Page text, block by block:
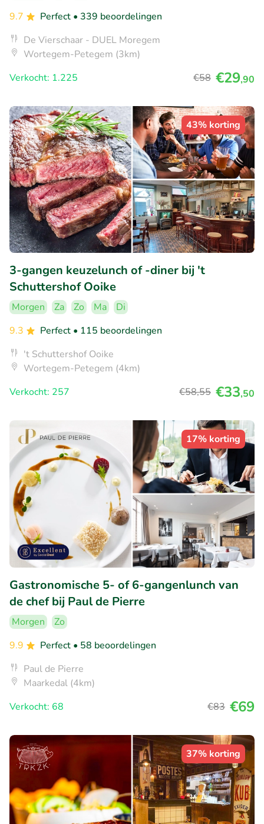
9.7
Perfect • 339 beoordelingen
De Vierschaar - DUEL Moregem
Wortegem-Petegem (3km)
Verkocht: 1.225
€58 €29,90
43% korting
3-gangen keuzelunch of -diner bij 't
Schuttershof Ooike
Morgen Za Zo Ma
Di
9.3
Perfect • 115 beoordelingen
't Schuttershof Ooike
Wortegem-Petegem (4km)
Verkocht: 257
€58,55 €33,50
17% korting
Gastronomische 5- of 6-gangenlunch van
de chef bij Paul de Pierre
Morgen
Zo
9.9
Perfect • 58 beoordelingen
Paul de Pierre
Maarkedal (4km)
Verkocht: 68
€83 €69
37% korting